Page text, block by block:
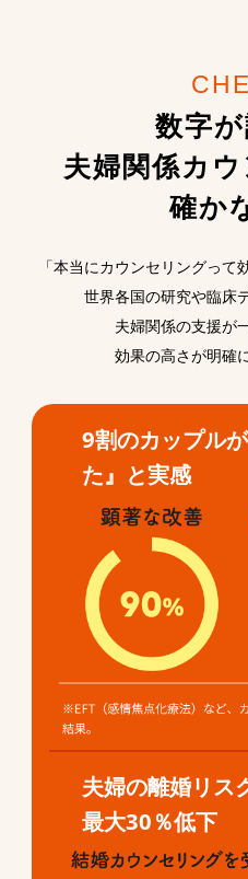
数字が
夫婦関係カ
確か
「本当にカウンセリングって
世界各国の研究や臨床
夫婦関係の支援が
効果の高さが明確
9割のカップル
た』と実感
夫婦の離婚リス
最大30％低下